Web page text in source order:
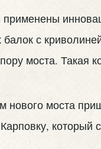
с
моста. Такая
моста
Карповку,